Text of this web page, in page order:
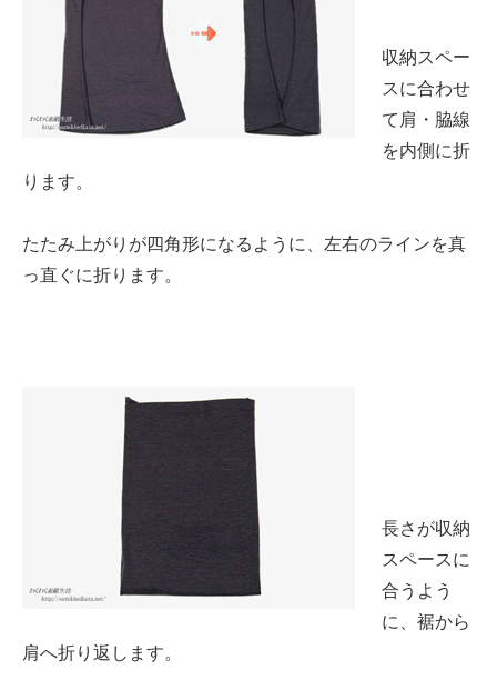
収納スペー
スに合わせ
て肩・脇線
を内側に折
ります。
たたみ上がりが四角形になるように、左右のラインを真
っ直ぐに折ります。
長さが収納
スペースに
合うよう
に、裾から
肩へ折り返します。